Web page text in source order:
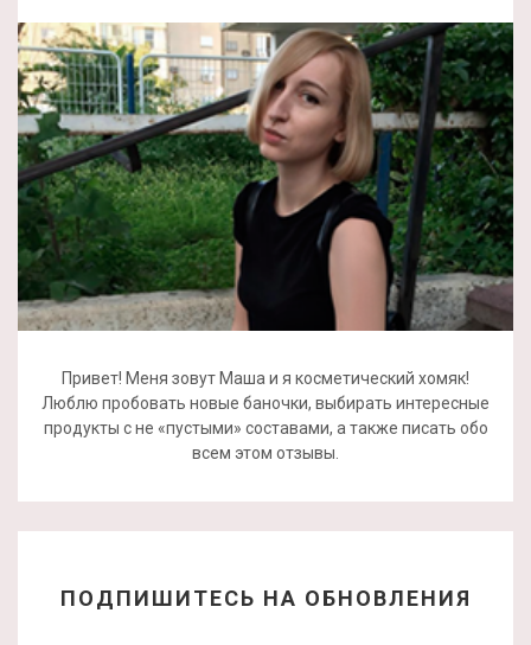
Привет! Меня зовут Маша и я косметический хомяк!
Люблю пробовать новые баночки, выбирать интересные
продукты с не «пустыми» составами, а также писать обо
всем этом отзывы.
ПОДПИШИТЕСЬ НА ОБНОВЛЕНИЯ